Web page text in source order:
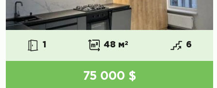
1 48 м2 6
75 000 $